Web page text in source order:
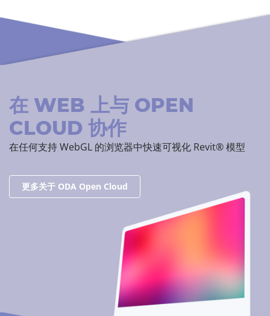
在 WEB 上与 OPEN
CLOUD 协作
在任何支持 WebGL 的浏览器中快速可视化 Revit® 模型
更多关于 ODA Open Cloud